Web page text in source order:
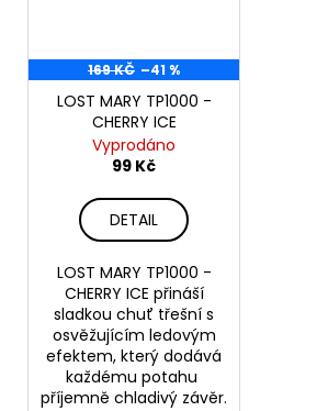
169 KČ –41 %
LOST MARY TP1000 -
CHERRY ICE
Vyprodáno
99 Kč
DETAIL
LOST MARY TP1000 -
CHERRY ICE přináší
sladkou chuť třešní s
osvěžujícím ledovým
efektem, který dodává
každému potahu
příjemně chladivý závěr.